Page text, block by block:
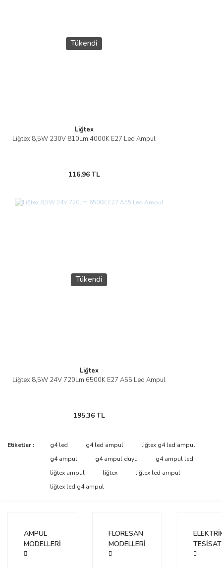
Ürün fiyatı diğer sitelerden daha pahalı.
Bu ürüne benzer farklı alternatifler olmalı.
Tükendi
Liğtex
Liğtex 8,5W 230V 810Lm 4000K E27 Led Ampul
116,96 TL
Tükendi
Liğtex
Liğtex 8,5W 24V 720Lm 6500K E27 A55 Led Ampul
195,36 TL
Etiketler : g4 led g4 led ampul
liğtex g4 led ampul
g4 ampul
g4 ampul duyu
g4 ampul led
liğtex ampul
liğtex
liğtex led ampul
liğtex led g4 ampul
AMPUL
MODELLERİ
FLORESAN
MODELLERİ
TESİSAT